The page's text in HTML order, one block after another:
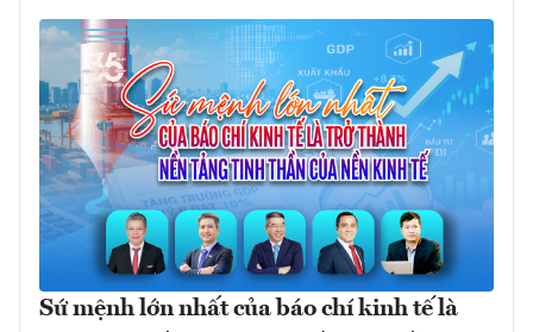
Sứ mệnh lớn nhất của báo chí kinh tế là